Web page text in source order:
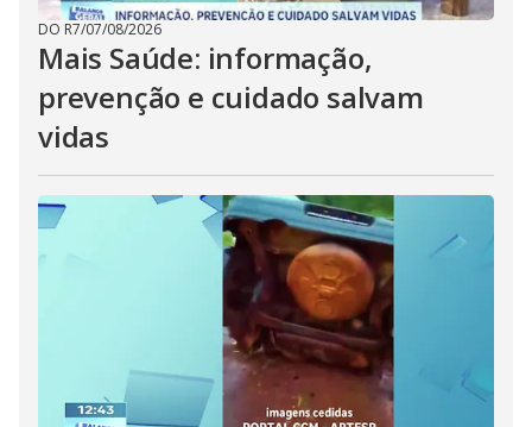
DO R7/07/08/2026
Mais Saúde: informação,
prevenção e cuidado salvam
vidas